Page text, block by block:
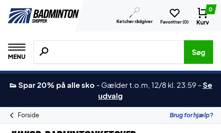
Ketcher rådgiver Favoritter (0)
0
Kurv
MENU
Søg efter produkter, mærker etc.
Søg
👟 Spar 20% på alle sko - Gælder t.o.m, 12/8 kl. 23:59 -Se
udvalg
Forside Brug for hjælp?